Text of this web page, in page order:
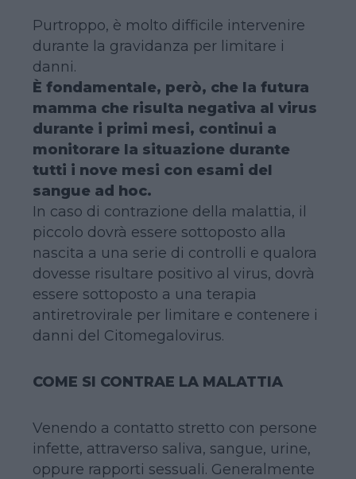
Purtroppo, è molto difficile intervenire
durante la gravidanza per limitare i
danni.
È fondamentale, però, che la futura
mamma che risulta negativa al virus
durante i primi mesi, continui a
monitorare la situazione durante
tutti i nove mesi con esami del
sangue ad hoc.
In caso di contrazione della malattia, il
piccolo dovrà essere sottoposto alla
nascita a una serie di controlli e qualora
dovesse risultare positivo al virus, dovrà
essere sottoposto a una terapia
antiretrovirale per limitare e contenere i
danni del Citomegalovirus.
COME SI CONTRAE LA MALATTIA
Venendo a contatto stretto con persone
infette, attraverso saliva, sangue, urine,
oppure rapporti sessuali. Generalmente